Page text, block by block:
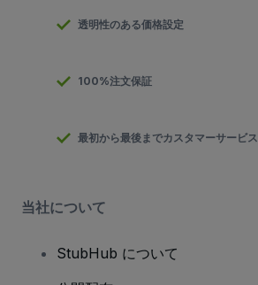
透明性のある価格設定
100%注文保証
最初から最後までカスタマーサービス
当社について
StubHub について